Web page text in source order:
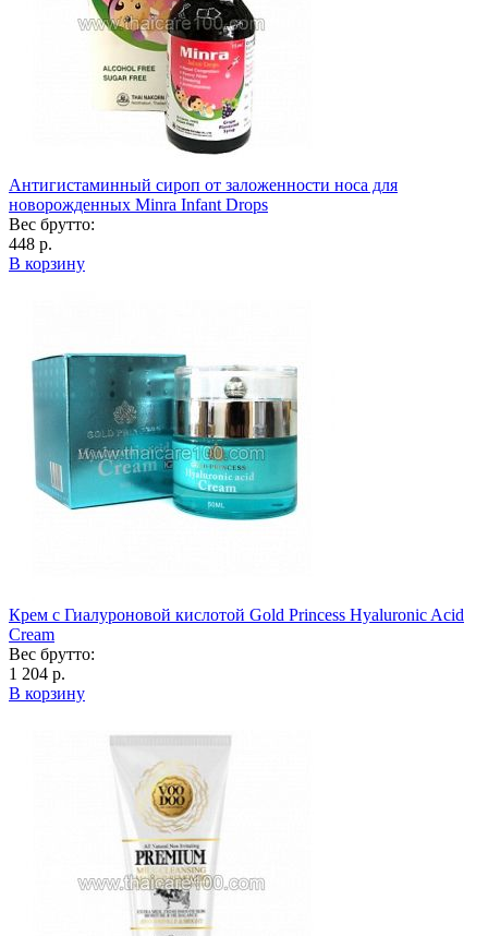
Антигистаминный сироп от заложенности носа для
новорожденных Minra Infant Drops
Вес брутто:
448 р.
В корзину
Крем с Гиалуроновой кислотой Gold Princess Hyaluronic Acid
Cream
Вес брутто:
1 204 р.
В корзину